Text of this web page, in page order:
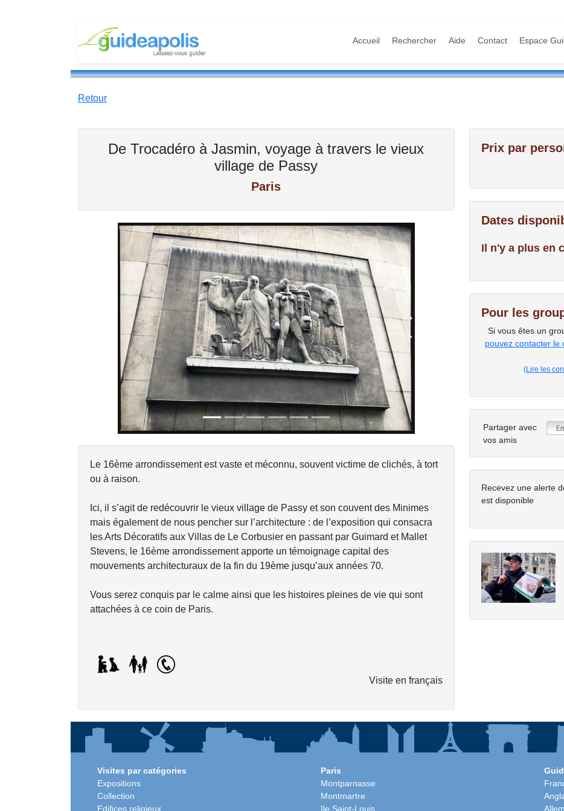
Accueil Rechercher Aide Contact Espace
Retour
De Trocadéro à Jasmin, voyage à travers le vieux
village de Passy
Paris
Previous
Le 16ème arrondissement est vaste et méconnu, souvent victime de clichés, à tort
ou à raison.
Ici, il s’agit de redécouvrir le vieux village de Passy et son couvent des Minimes
mais également de nous pencher sur l’architecture : de l’exposition qui consacra
les Arts Décoratifs aux Villas de Le Corbusier en passant par Guimard et Mallet
Stevens, le 16ème arrondissement apporte un témoignage capital des
mouvements architecturaux de la fin du 19ème jusqu’aux années 70.
Vous serez conquis par le calme ainsi que les histoires pleines de vie qui sont
attachées à ce coin de Paris.
Visite en français
Prix par
Dates
Il n'y a plus en
Pour les
Si vous êtes un
pouvez contacter le
(Lire les
Partager avec
vos amis
Recevez une alerte
est disponible
Visites par catégories
Expositions
Collection
Edifices religieux
Paris
Montparnasse
Montmartre
Ile Saint-Louis